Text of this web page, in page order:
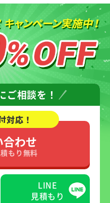
ご相談を！
対応！
もり無料
わせ
LINE
見積もり